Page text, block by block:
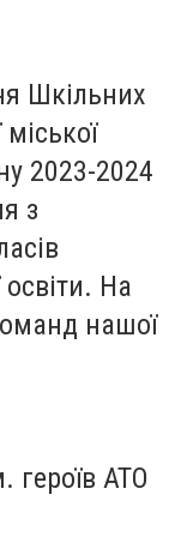
Шкільних
2023-2024
з
освіти. На
нашої
героїв АТО